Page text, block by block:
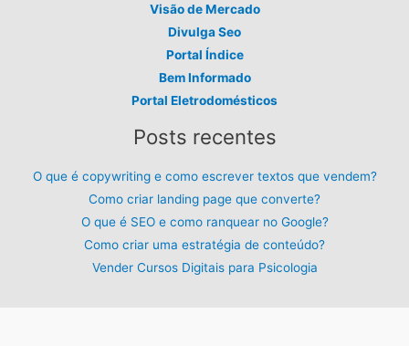
Visão de Mercado
Divulga Seo
Portal Índice
Bem Informado
Portal Eletrodomésticos
Posts recentes
O que é copywriting e como escrever textos que vendem?
Como criar landing page que converte?
O que é SEO e como ranquear no Google?
Como criar uma estratégia de conteúdo?
Vender Cursos Digitais para Psicologia